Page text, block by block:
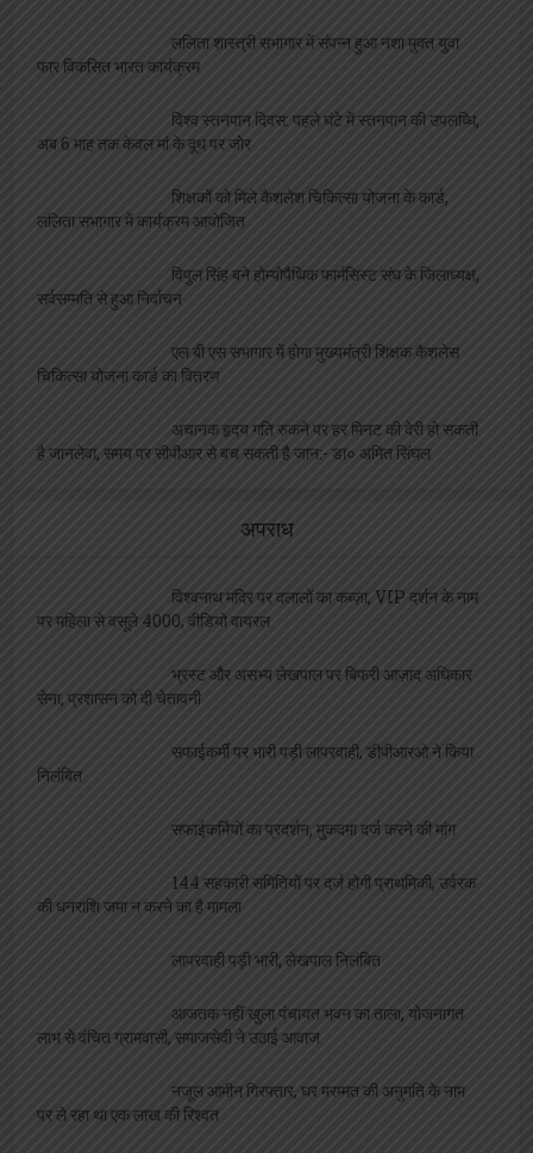
ललिता शास्त्री सभागार में संपन्न हुआ नशा मुक्त युवा
फार विकसित भारत कार्यक्रम
विश्व स्तनपान दिवस: पहले घंटे में स्तनपान की उपलब्धि,
अब 6 माह तक केवल मां के दूध पर जोर
शिक्षकों को मिले कैशलेश चिकित्सा योजना के कार्ड,
ललिता सभागार में कार्यक्रम आयोजित
विपुल सिंह बने होम्योपैथिक फार्मसिस्ट संघ के जिलाध्यक्ष,
सर्वसम्मति से हुआ निर्वाचन
एल बी एस सभागार में होगा मुख्यमंत्री शिक्षक कैशलेस
चिकित्सा योजना कार्ड का वितरण
अचानक हृदय गति रुकने पर हर मिनट की देरी हो सकती
है जानलेवा, समय पर सीपीआर से बच सकती है जान:- डा० अमित सिंघल
अपराध
विश्वनाथ मंदिर पर दलालों का कब्ज़ा, VIP दर्शन के नाम
पर महिला से वसूले 4000, वीडियो वायरल
भ्रस्ट और असभ्य लेखपाल पर बिफरी आज़ाद अधिकार
सेना, प्रशासन को दी चेतावनी
सफाईकर्मी पर भारी पड़ी लापरवाही, डीपीआरओ ने किया
निलंबित
सफाईकर्मियों का प्रदर्शन, मुकदमा दर्ज करने की मांग
144 सहकारी समितियों पर दर्ज होगी प्राथमिकी, उर्वरक
की धनराशि जमा न करने का है मामला
लापरवाही पड़ी भारी, लेखपाल निलंबित
आजतक नहीं खुला पंचायत भवन का ताला, योजनागत
लाभ से वंचित ग्रामवासी, समाजसेवी ने उठाई आवाज
नजूल आमीन गिरफ्तार, घर मरम्मत की अनुमति के नाम
पर ले रहा था एक लाख की रिश्वत